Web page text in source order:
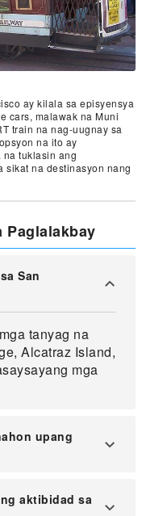
ay kilala sa episyensya
cars, malawak na Muni
train na nag-uugnay sa
na ito ay
tuklasin ang
sikat na destinasyon nang
Paglalakbay
San
tanyag na
Alcatraz Island,
mga
upang
bisitahin
aktibidad sa